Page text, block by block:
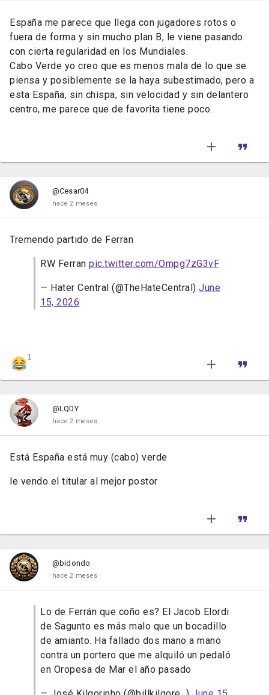
España me parece que llega con jugadores rotos o
fuera de forma y sin mucho plan B, le viene pasando
con cierta regularidad en los Mundiales.
Cabo Verde yo creo que es menos mala de lo que se
piensa y posiblemente se la haya subestimado, pero a
esta España, sin chispa, sin velocidad y sin delantero
centro, me parece que de favorita tiene poco.
@Cesar04
hace 2 meses
Tremendo partido de Ferran
RW Ferran pic.twitter.com/Ompg7zG3vF
— Hater Central (@TheHateCentral) June
15, 2026
1
@LQDY
hace 2 meses
Está España está muy (cabo) verde
le vendo el titular al mejor postor
@bidondo
hace 2 meses
Lo de Ferrán que coño es? El Jacob Elordi
de Sagunto es más malo que un bocadillo
de amianto. Ha fallado dos mano a mano
contra un portero que me alquiló un pedaló
en Oropesa de Mar el año pasado